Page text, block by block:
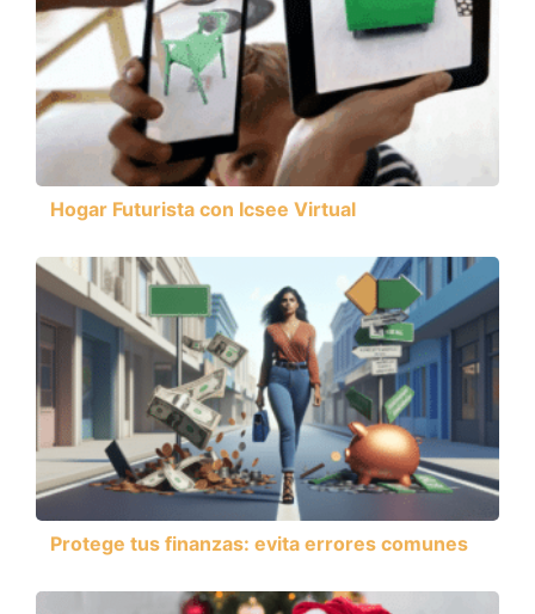
Hogar Futurista con Icsee Virtual
Protege tus finanzas: evita errores comunes